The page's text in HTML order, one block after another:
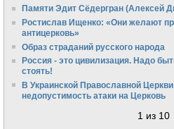
Памяти Эдит Сёдергран (Алексей
Ростислав Ищенко: «Они желают
антицерковь»
Образ страданий русского народа
Россия - это цивилизация. Надо
стоять!
В Украинской Православной
недопустимость атаки на Церковь
1 из 10